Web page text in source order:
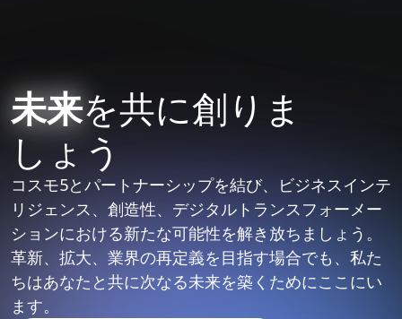
未来を共に創りま
しょう
コスモ5とパートナーシップを結び、ビジネスインテ
リジェンス、創造性、デジタルトランスフォーメー
ションにおける新たな可能性を解き放ちましょう。
革新、拡大、業界の再定義を目指す場合でも、私た
ちはあなたと共に次なる未来を築くためにここにい
ます。